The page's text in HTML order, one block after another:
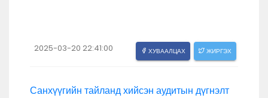
2025-03-20 22:41:00 ХУВААЛЦАХ ЖИРГЭХ
Санхүүгийн тайланд хийсэн аудитын дүгнэлт